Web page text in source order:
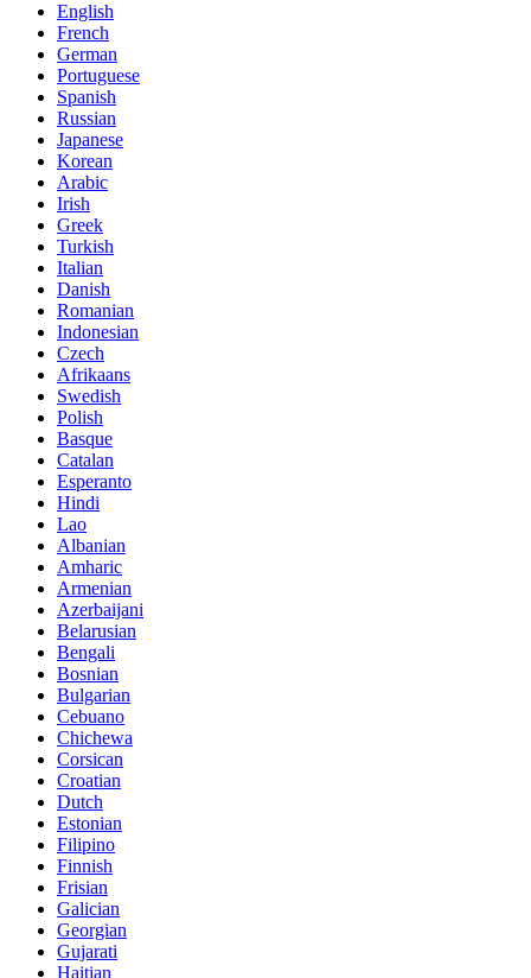
English
French
German
Portuguese
Spanish
Russian
Japanese
Korean
Arabic
Irish
Greek
Turkish
Italian
Danish
Romanian
Indonesian
Czech
Afrikaans
Swedish
Polish
Basque
Catalan
Esperanto
Hindi
Lao
Albanian
Amharic
Armenian
Azerbaijani
Belarusian
Bengali
Bosnian
Bulgarian
Cebuano
Chichewa
Corsican
Croatian
Dutch
Estonian
Filipino
Finnish
Frisian
Galician
Georgian
Gujarati
Haitian